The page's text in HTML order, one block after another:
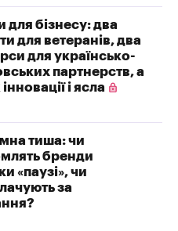
для бізнесу: два
для ветеранів, два
для українсько-
партнерств, а
і ясла
тиша: чи
бренди
«паузі», чи
за